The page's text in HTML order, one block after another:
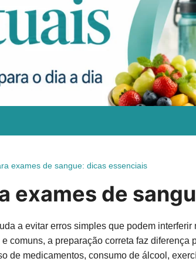
chás e cuidados naturais para ajudar você a
exames de sangue: dicas essenciais
exames de
a evitar erros simples que podem
comuns, a preparação correta faz
de medicamentos, consumo de álcool,